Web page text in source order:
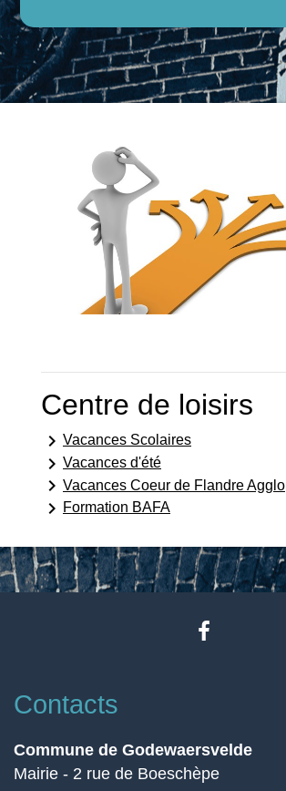
Centre de loisirs
keyboard_arrow_right Vacances Scolaires
keyboard_arrow_right Vacances d'été
keyboard_arrow_right Vacances Coeur de Flandre Agglo
keyboard_arrow_right Formation BAFA
Contacts
Commune de Godewaersvelde
Mairie - 2 rue de Boeschèpe